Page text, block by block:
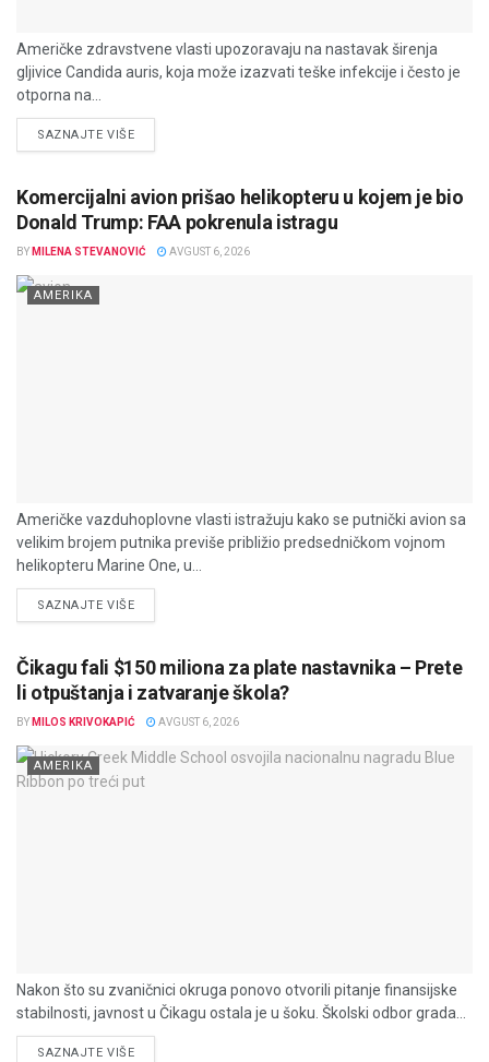
Američke zdravstvene vlasti upozoravaju na nastavak širenja
gljivice Candida auris, koja može izazvati teške infekcije i često je
otporna na...
SAZNAJTE VIŠEDETAILS
Komercijalni avion prišao helikopteru u kojem je bio
Donald Trump: FAA pokrenula istragu
BY MILENA STEVANOVIĆ AVGUST 6, 2026
AMERIKA
Američke vazduhoplovne vlasti istražuju kako se putnički avion sa
velikim brojem putnika previše približio predsedničkom vojnom
helikopteru Marine One, u...
SAZNAJTE VIŠEDETAILS
Čikagu fali $150 miliona za plate nastavnika – Prete
li otpuštanja i zatvaranje škola?
BY MILOS KRIVOKAPIĆ AVGUST 6, 2026
AMERIKA
Nakon što su zvaničnici okruga ponovo otvorili pitanje finansijske
stabilnosti, javnost u Čikagu ostala je u šoku. Školski odbor grada...
SAZNAJTE VIŠEDETAILS